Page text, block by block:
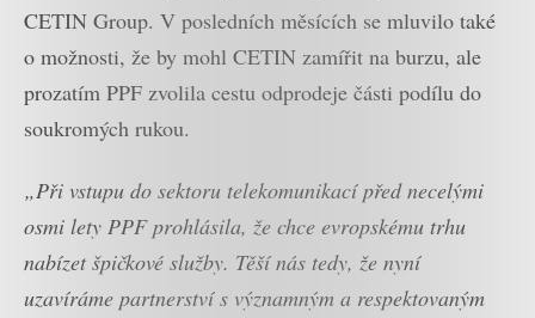
CETIN Group. V posledních měsících se mluvilo také
o možnosti, že by mohl CETIN zamířit na burzu, ale
prozatím PPF zvolila cestu odprodeje části podílu do
soukromých rukou.
„Při vstupu do sektoru telekomunikací před necelými
osmi lety PPF prohlásila, že chce evropskému trhu
nabízet špičkové služby. Těší nás tedy, že nyní
uzavíráme partnerství s významným a respektovaným